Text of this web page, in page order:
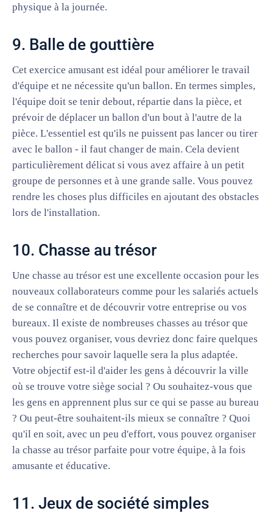
physique à la journée.
9. Balle de gouttière
Cet exercice amusant est idéal pour améliorer le travail
d'équipe et ne nécessite qu'un ballon. En termes simples,
l'équipe doit se tenir debout, répartie dans la pièce, et
prévoir de déplacer un ballon d'un bout à l'autre de la
pièce. L'essentiel est qu'ils ne puissent pas lancer ou tirer
avec le ballon - il faut changer de main. Cela devient
particulièrement délicat si vous avez affaire à un petit
groupe de personnes et à une grande salle. Vous pouvez
rendre les choses plus difficiles en ajoutant des obstacles
lors de l'installation.
10. Chasse au trésor
Une chasse au trésor est une excellente occasion pour les
nouveaux collaborateurs comme pour les salariés actuels
de se connaître et de découvrir votre entreprise ou vos
bureaux. Il existe de nombreuses chasses au trésor que
vous pouvez organiser, vous devriez donc faire quelques
recherches pour savoir laquelle sera la plus adaptée.
Votre objectif est-il d'aider les gens à découvrir la ville
où se trouve votre siège social ? Ou souhaitez-vous que
les gens en apprennent plus sur ce qui se passe au bureau
? Ou peut-être souhaitent-ils mieux se connaître ? Quoi
qu'il en soit, avec un peu d'effort, vous pouvez organiser
la chasse au trésor parfaite pour votre équipe, à la fois
amusante et éducative.
11. Jeux de société simples